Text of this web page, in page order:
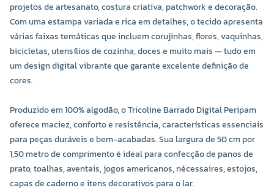
projetos de artesanato, costura criativa, patchwork e decoração.
Com uma estampa variada e rica em detalhes, o tecido apresenta
várias faixas temáticas que incluem corujinhas, flores, vaquinhas,
bicicletas, utensílios de cozinha, doces e muito mais — tudo em
um design digital vibrante que garante excelente definição de
cores.
Produzido em 100% algodão, o Tricoline Barrado Digital Peripam
oferece maciez, conforto e resistência, características essenciais
para peças duráveis e bem-acabadas. Sua largura de 50 cm por
1,50 metro de comprimento é ideal para confecção de panos de
prato, toalhas, aventais, jogos americanos, nécessaires, estojos,
capas de caderno e itens decorativos para o lar.